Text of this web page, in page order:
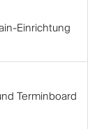
Einrichtung
Terminboard